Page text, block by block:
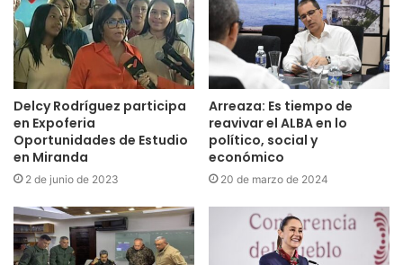
Delcy Rodríguez participa
en Expoferia
Oportunidades de Estudio
en Miranda
2 de junio de 2023
Arreaza: Es tiempo de
reavivar el ALBA en lo
político, social y
económico
20 de marzo de 2024